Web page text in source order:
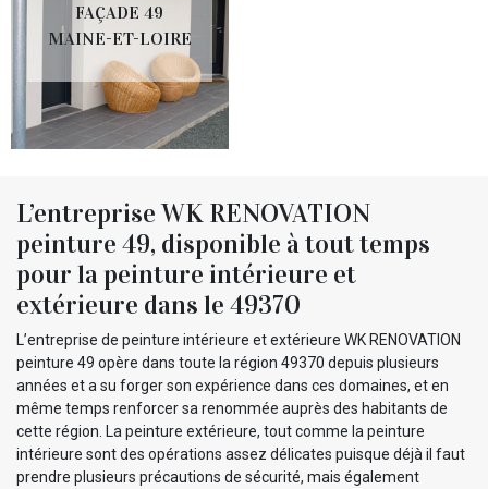
FAÇADE 49
MAINE-ET-LOIRE
L’entreprise WK RENOVATION
peinture 49, disponible à tout temps
pour la peinture intérieure et
extérieure dans le 49370
L’entreprise de peinture intérieure et extérieure WK RENOVATION
peinture 49 opère dans toute la région 49370 depuis plusieurs
années et a su forger son expérience dans ces domaines, et en
même temps renforcer sa renommée auprès des habitants de
cette région. La peinture extérieure, tout comme la peinture
intérieure sont des opérations assez délicates puisque déjà il faut
prendre plusieurs précautions de sécurité, mais également